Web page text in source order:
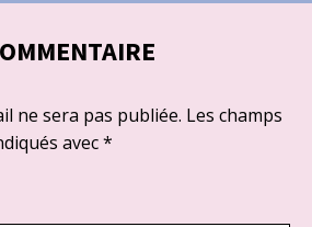
ne sera pas publiée. Les champs
avec*